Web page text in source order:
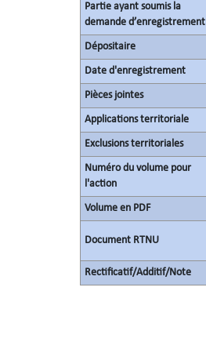
Partie ayant soumis la
demande d’enregistrement
Dépositaire
Date d'enregistrement
Pièces jointes
Applications territoriale
Exclusions territoriales
Numéro du volume pour
l'action
Volume en PDF
Document RTNU
Rectificatif/Additif/Note